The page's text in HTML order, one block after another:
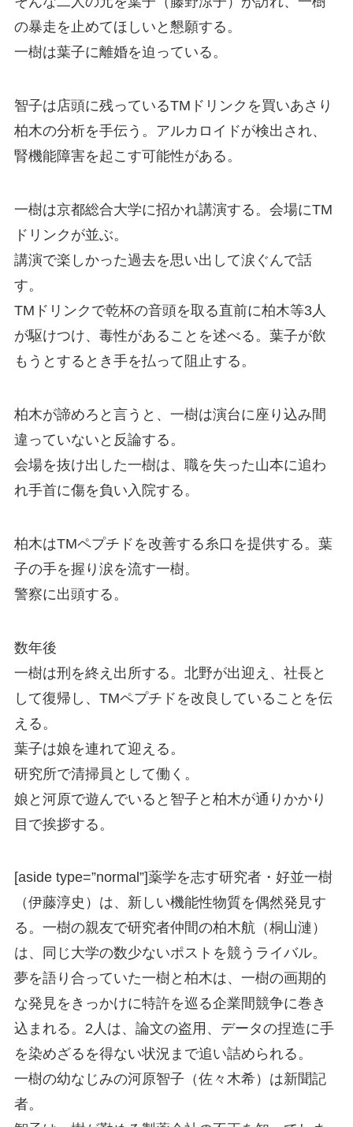
の暴走を止めてほしいと懇願する。
一樹は葉子に離婚を迫っている。
智子は店頭に残っているTMドリンクを買いあさり
柏木の分析を手伝う。アルカロイドが検出され、
腎機能障害を起こす可能性がある。
一樹は京都総合大学に招かれ講演する。会場にTM
ドリンクが並ぶ。
講演で楽しかった過去を思い出して涙ぐんで話
す。
TMドリンクで乾杯の音頭を取る直前に柏木等3人
が駆けつけ、毒性があることを述べる。葉子が飲
もうとするとき手を払って阻止する。
柏木が諦めろと言うと、一樹は演台に座り込み間
違っていないと反論する。
会場を抜け出した一樹は、職を失った山本に追わ
れ手首に傷を負い入院する。
柏木はTMペプチドを改善する糸口を提供する。葉
子の手を握り涙を流す一樹。
警察に出頭する。
数年後
一樹は刑を終え出所する。北野が出迎え、社長と
して復帰し、TMペプチドを改良していることを伝
える。
葉子は娘を連れて迎える。
研究所で清掃員として働く。
娘と河原で遊んでいると智子と柏木が通りかかり
目で挨拶する。
[aside type=”normal”]薬学を志す研究者・好並一樹
（伊藤淳史）は、新しい機能性物質を偶然発見す
る。一樹の親友で研究者仲間の柏木航（桐山漣）
は、同じ大学の数少ないポストを競うライバル。
夢を語り合っていた一樹と柏木は、一樹の画期的
な発見をきっかけに特許を巡る企業間競争に巻き
込まれる。2人は、論文の盗用、データの捏造に手
を染めざるを得ない状況まで追い詰められる。
一樹の幼なじみの河原智子（佐々木希）は新聞記
者。